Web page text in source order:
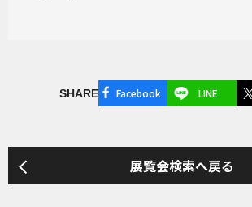
SHARE Facebook LINE
展覧会検索へ戻る